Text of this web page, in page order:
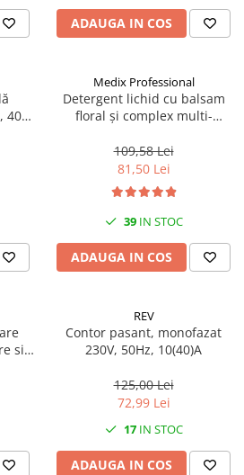
gresie si
ADAUGA IN COS
40
Medix Professional
Detergent lichid cu balsam
floral și complex multi-
Professional
109,58 Lei
81,50 Lei
39IN STOC
ADAUGA IN COS
si
REV
Contor pasant, monofazat
230V, 50Hz, 10(40)A
125,00 Lei
72,99 Lei
17IN STOC
ADAUGA IN COS